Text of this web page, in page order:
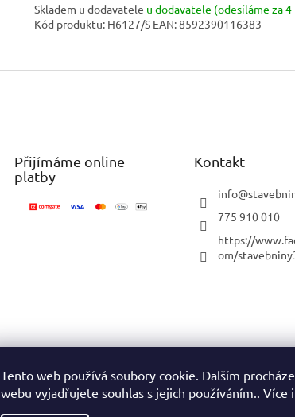
Tento web používá soubory cookie. Dalším
webu vyjadřujete souhlas s jejich používáním.. Více
Skladem u dodavatele u dodavatele (odesíláme za 4
Kód produktu: H6127/S EAN:8592390116383
Přijímáme online
platby
Kontakt
info@
775 910 010
https://
om/